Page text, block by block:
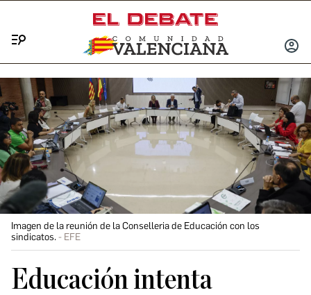
INICIAR
Imagen de la reunión de la Conselleria de Educación con los
sindicatos.
EFE
Educación intenta